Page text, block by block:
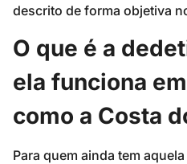
descrito de forma objetiva
O que é a
ela funciona
como a Costa
Para quem ainda tem